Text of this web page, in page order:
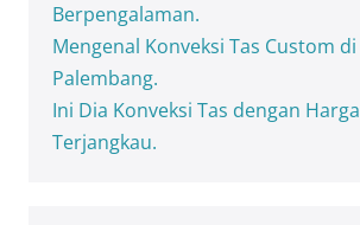
Berpengalaman.
Mengenal Konveksi Tas Custom di
Palembang.
Ini Dia Konveksi Tas dengan Harga
Terjangkau.